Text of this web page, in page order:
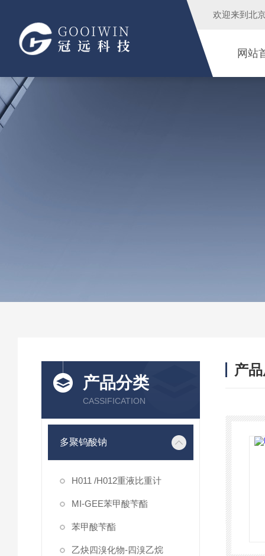
欢迎来到 北
网站
产品分类
CASSIFICATION
多聚钨酸钠
H011 /H012重液比重计
MI-GEE苯甲酸苄酯
苯甲酸苄酯
乙炔四溴化物-四溴乙烷
产